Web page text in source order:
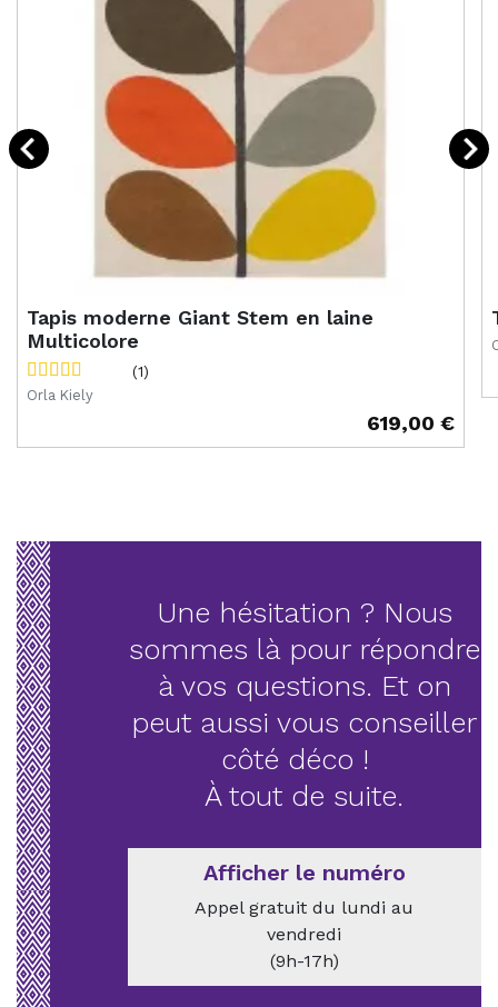
Tapis moderne Giant Stem en laine
Multicolore
(1)
Orla Kiely
619,00 €
Une hésitation ? Nous
sommes là pour répondre
à vos questions. Et on
peut aussi vous conseiller
côté déco !
À tout de suite.
Afficher le numéro
Appel gratuit du lundi au
vendredi
(9h-17h)